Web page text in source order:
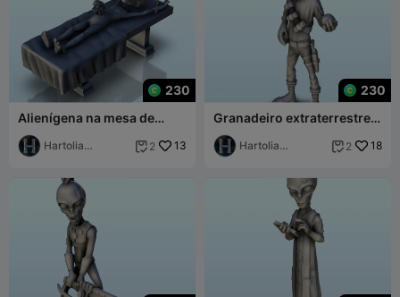
230
Alienígena na mesa de
operações com bebé-
alienígena (11) (+ pré-
suporte
Hartolia
 2 13
230
Granadeiro extraterrestre
com granadas a tiracolo
(10) (+ pré)
Hartolia
 2 18